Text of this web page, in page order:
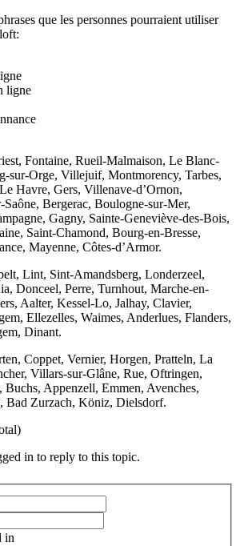
que les personnes pourraient utiliser
ligne
Fontaine, Rueil-Malmaison, Le Blanc-
sur-Orge, Villejuif, Montmorency, Tarbes,
Havre, Gers, Villenave-d’Ornon,
Bergerac, Boulogne-sur-Mer,
Gagny, Sainte-Geneviève-des-Bois,
Saint-Chamond, Bourg-en-Bresse,
Mayenne, Côtes-d’Armor.
Lint, Sint-Amandsberg, Londerzeel,
Donceel, Perre, Turnhout, Marche-en-
Aalter, Kessel-Lo, Jalhay, Clavier,
Ellezelles, Waimes, Anderlues, Flanders,
Dinant.
Coppet, Vernier, Horgen, Pratteln, La
Villars-sur-Glâne, Rue, Oftringen,
Buchs, Appenzell, Emmen, Avenches,
Bad Zurzach, Köniz, Dielsdorf.
in to reply to this topic.
in